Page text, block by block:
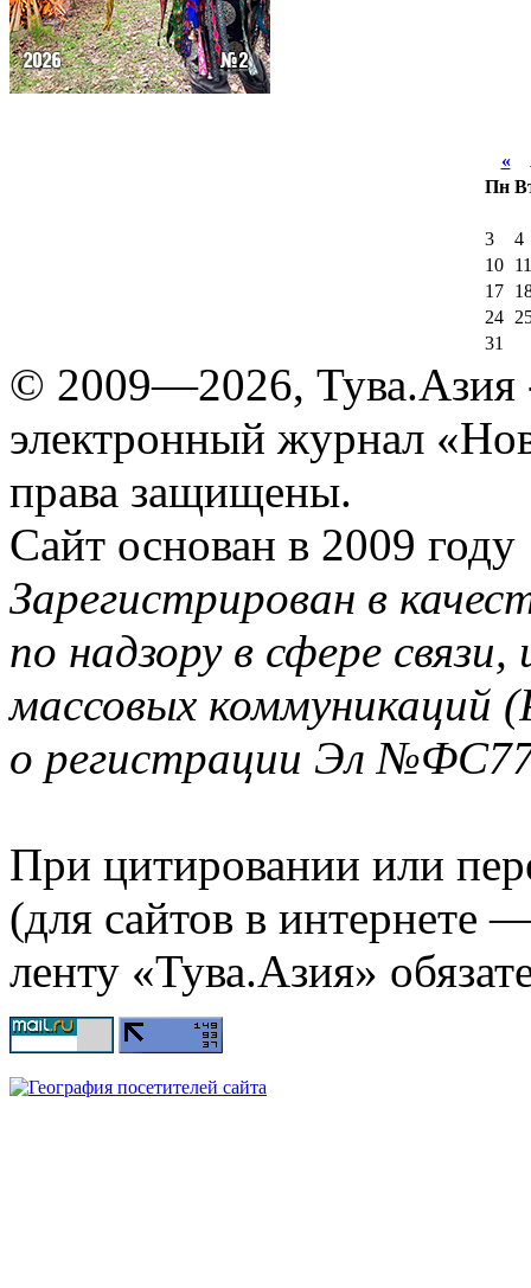
«
Пн
3
4
10
11
17
24
31
© 2009—2026, Тува.Азия
электронный журнал
права защищены.
Сайт основан в 2009 году
Зарегистрирован в
по надзору в сфере
массовых коммуникаций
о регистрации Эл
При цитировании или
(для сайтов в интернете
ленту «Тува.Азия»